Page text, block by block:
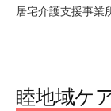
居宅介護支援事業
睦地域ケ